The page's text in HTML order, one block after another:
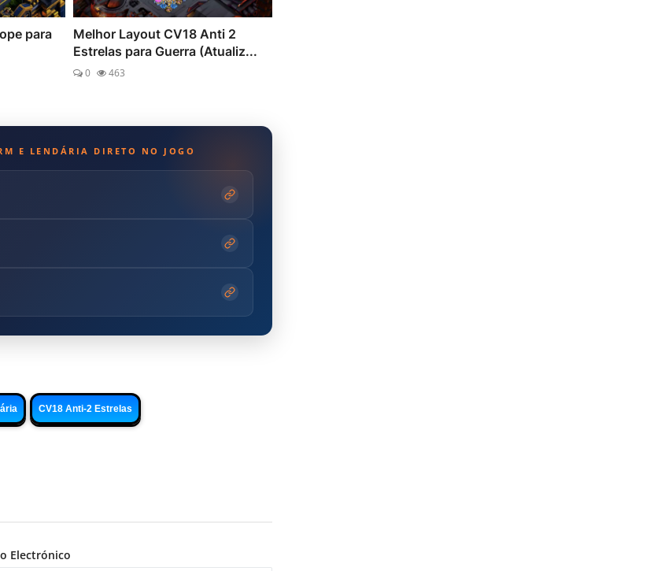
para
Melhor Layout CV18 Anti 2
Estrelas para Guerra (Atualiz...
0 463
E LENDÁRIA DIRETO NO JOGO
CV18 Anti-2 Estrelas
Electrónico